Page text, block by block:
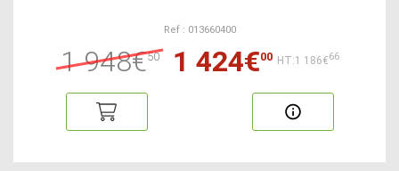
Ref : 013660400
1 948€50 1 424€00 HT:1 186€66